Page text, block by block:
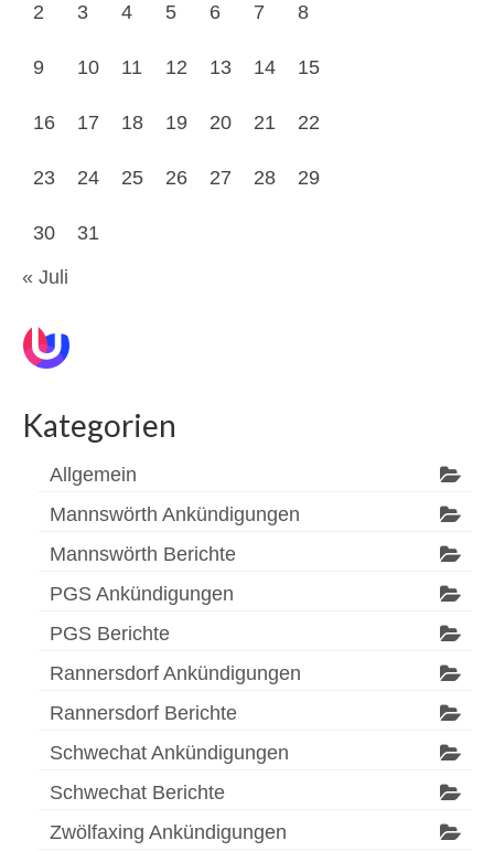
2 3 4 5 6 7 8
9 10 11 12 13 14 15
16 17 18 19 20 21 22
23 24 25 26 27 28 29
30
31
« Juli
Kategorien
Allgemein
Mannswörth Ankündigungen
Mannswörth Berichte
PGS Ankündigungen
PGS Berichte
Rannersdorf Ankündigungen
Rannersdorf Berichte
Schwechat Ankündigungen
Schwechat Berichte
Zwölfaxing Ankündigungen